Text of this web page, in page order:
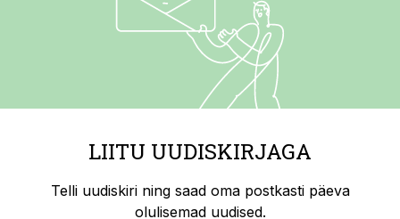
LIITU UUDISKIRJAGA
Telli uudiskiri ning saad oma postkasti päeva
olulisemad uudised.